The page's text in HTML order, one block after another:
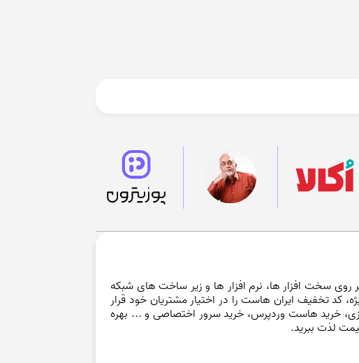
سخت افزار ها، نرم افزار ها و زیر ساخت های شبکه
کد تخفیف ایران هاست را در اختیار مشتریان خود قرار
خرید هاست وردپرس، خرید سرور اختصاصی و ... بهره